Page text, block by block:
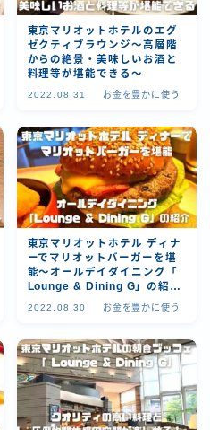
東京マリオットホテルのエグ
ゼクティブラウンジ～高層階
からの絶景・美味しいお酒と
料理等が堪能できる～
2022.08.31 お金を豊かに使う
東京マリオットホテル ディナ
ーでマリオットバーガーを堪
能～オールデイダイニング「
Lounge & Dining G」の紹介
2022.08.30 お金を豊かに使う